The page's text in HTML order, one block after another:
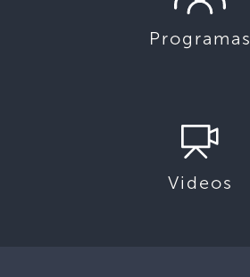
Programas
Videos